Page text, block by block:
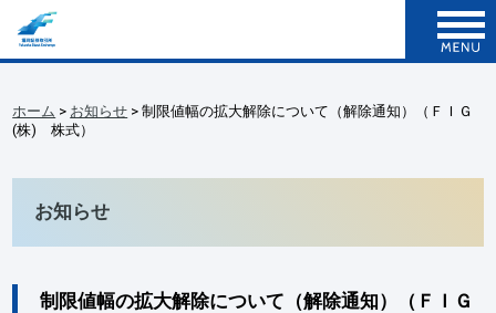
ホーム > お知らせ > 制限値幅の拡大解除について（解除通知）（ＦＩＧ
(株) 株式）
お知らせ
制限値幅の拡大解除について（解除通知）（ＦＩＧ